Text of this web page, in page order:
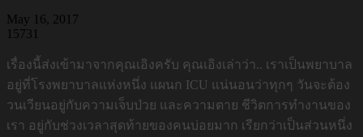
May 16, 2017
15731
เรื่องนี้ส่งเข้ามาจากคุณเอิงครับ คุณเอิงเล่าว่า.. เราเป็นพยาบาล
อยู่ที่โรงพยาบาลแห่งหนึ่ง แผนก ICU แน่นอนว่าทุกๆ วันจะต้อง
วนเวียนอยู่กับความเจ็บป่วย และความตาย ชีวิตการทำงานของ
เรา อยู่กับช่วงเวลาสุดท้ายของคนบ่อยมาก เรียกว่าเป็นส่วนหนึ่ง